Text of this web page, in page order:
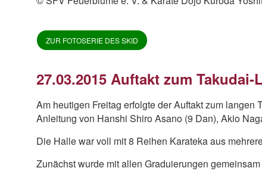
ZUR FOTOSERIE DES SKID
27.03.2015 Auftakt zum Takudai-
Am heutigen Freitag erfolgte der Auftakt zum
Anleitung von Hanshi Shiro Asano (9 Dan), Akio
Die Halle war voll mit 8 Reihen Karateka aus
Zunächst wurde mit allen Graduierungen